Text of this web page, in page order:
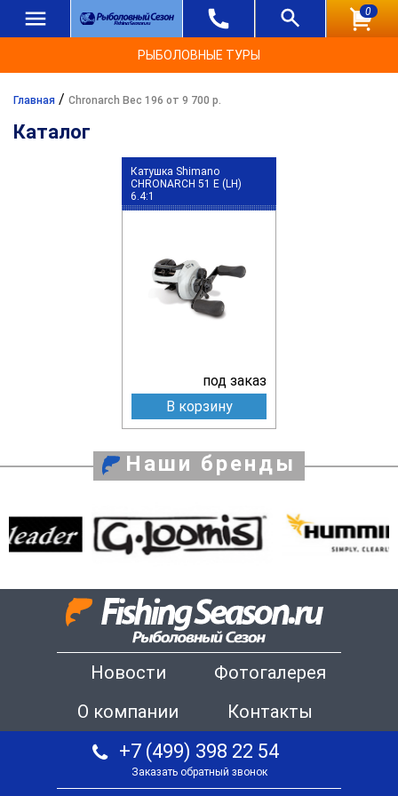
0
РЫБОЛОВНЫЕ ТУРЫ
Главная / Chronarch Вес 196 от 9 700 р.
Каталог
Катушка Shimano
CHRONARCH 51 E (LH)
6.4:1
под заказ
В корзину
Наши бренды
Новости
Фотогалерея
О компании
Контакты
+7 (499) 398 22 54
Заказать обратный звонок